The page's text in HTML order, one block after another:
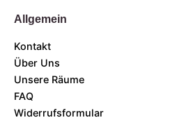
Allgemein
Kontakt
Über Uns
Unsere Räume
FAQ
Widerrufsformular